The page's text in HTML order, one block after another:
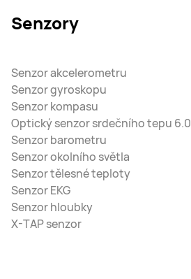
Senzory
Senzor akcelerometru
Senzor gyroskopu
Senzor kompasu
Optický senzor srdečního tepu 6.0
Senzor barometru
Senzor okolního světla
Senzor tělesné teploty
Senzor EKG
Senzor hloubky
X-TAP senzor